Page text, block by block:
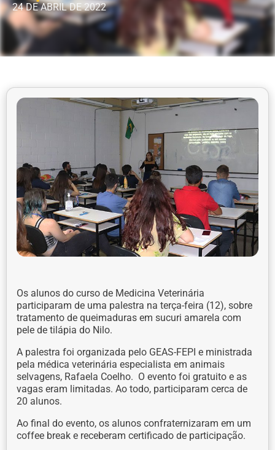
24 DE ABRIL DE 2022
Os alunos do curso de Medicina Veterinária
participaram de uma palestra na terça-feira (12), sobre
tratamento de queimaduras em sucuri amarela com
pele de tilápia do Nilo.
A palestra foi organizada pelo GEAS-FEPI e ministrada
pela médica veterinária especialista em animais
selvagens, Rafaela Coelho. O evento foi gratuito e as
vagas eram limitadas. Ao todo, participaram cerca de
20 alunos.
Ao final do evento, os alunos confraternizaram em um
coffee break e receberam certificado de participação.